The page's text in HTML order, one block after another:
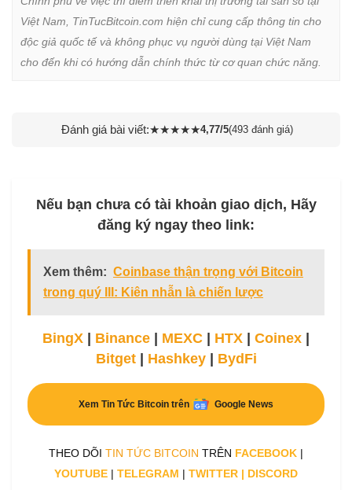
Việt Nam, TinTucBitcoin.com hiện chỉ cung cấp thông tin cho
độc giả quốc tế và không phục vụ người dùng tại Việt Nam
cho đến khi có hướng dẫn chính thức từ cơ quan chức năng.
Đánh giá bài viết:★★★★★4,77/5(493 đánh giá)
Nếu bạn chưa có tài khoản giao dịch, Hãy
đăng ký ngay theo link:
Xem thêm: Coinbase thận trọng với Bitcoin
trong quý III: Kiên nhẫn là chiến lược
BingX | Binance | MEXC | HTX | Coinex |
Bitget| Hashkey| BydFi
Xem Tin Tức Bitcoin trên Google News
THEO DÕI TIN TỨC BITCOIN TRÊN FACEBOOK |
YOUTUBE | TELEGRAM | TWITTER | DISCORD